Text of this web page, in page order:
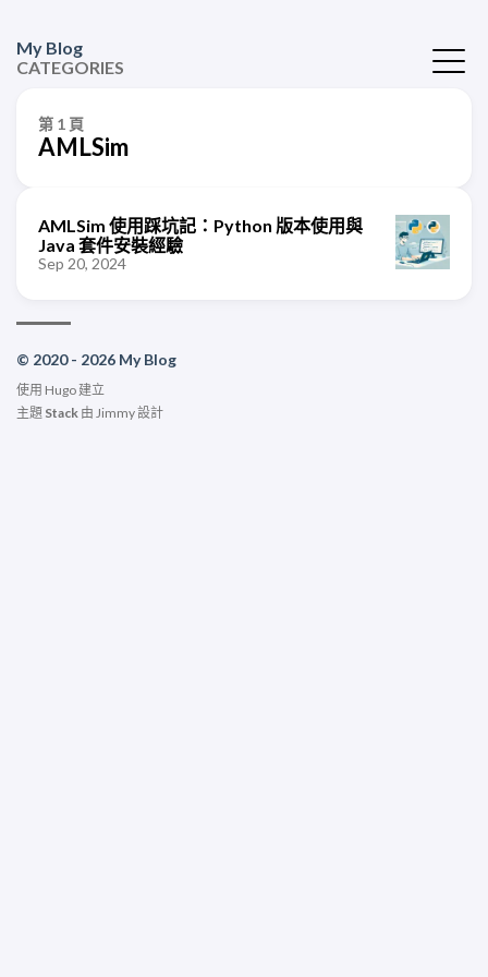
My Blog
CATEGORIES
第 1 頁
AMLSim
AMLSim 使用踩坑記：Python 版本使用與
Java 套件安裝經驗
Sep 20, 2024
© 2020 - 2026 My Blog
使用 Hugo建立
主題 Stack 由 Jimmy設計